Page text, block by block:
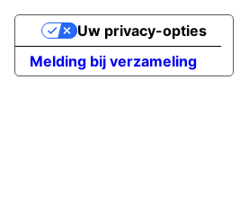
Melding bij verzameling
Uw privacy-opties